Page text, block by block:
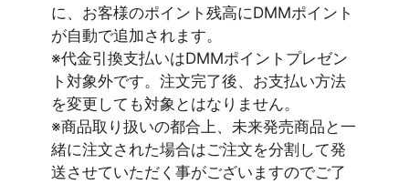
に、お客様のポイント残高にDMMポイント
が自動で追加されます。
※代金引換支払いはDMMポイントプレゼン
ト対象外です。注文完了後、お支払い方法
を変更しても対象とはなりません。
※商品取り扱いの都合上、未来発売商品と一
緒に注文された場合はご注文を分割して発
送させていただく事がございますのでご了